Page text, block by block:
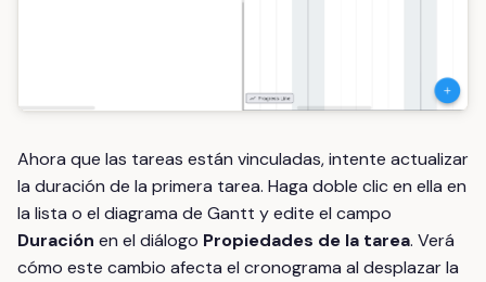
Ahora que las tareas están vinculadas, intente actualizar
la duración de la primera tarea. Haga doble clic en ella en
la lista o el diagrama de Gantt y edite el campo
Duración en el diálogo Propiedades de la tarea. Verá
cómo este cambio afecta el cronograma al desplazar la